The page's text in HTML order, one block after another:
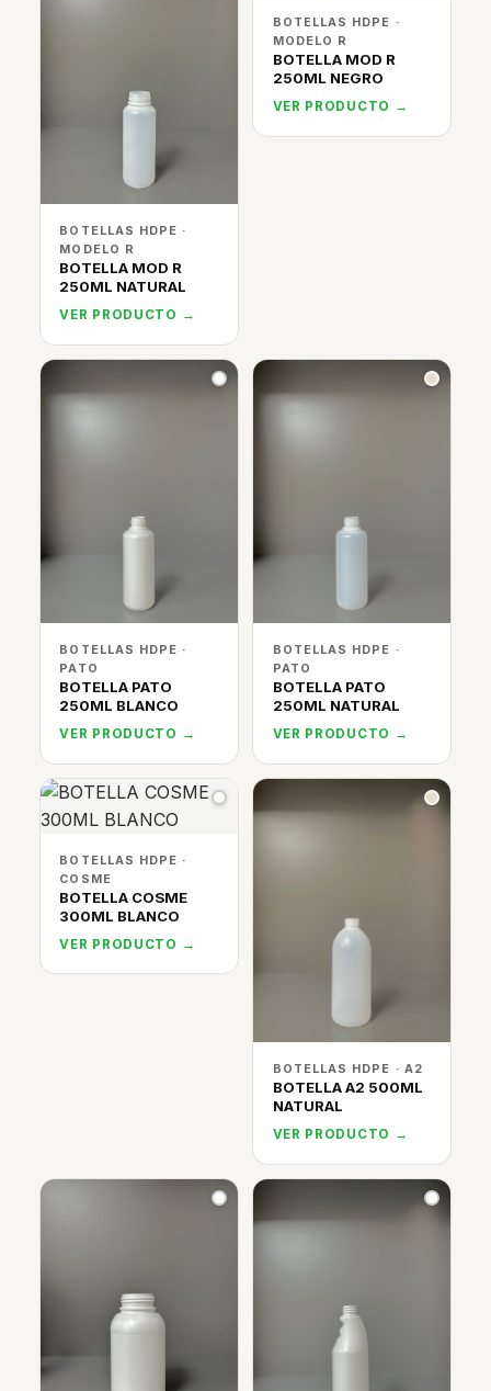
BOTELLAS HDPE ·
MODELO R
BOTELLA MOD R
250ML NATURAL
VER PRODUCTO →
BOTELLAS HDPE ·
MODELO R
BOTELLA MOD R
250ML NEGRO
VER PRODUCTO →
BOTELLAS HDPE ·
PATO
BOTELLA PATO
250ML BLANCO
VER PRODUCTO →
BOTELLAS HDPE ·
PATO
BOTELLA PATO
250ML NATURAL
VER PRODUCTO →
BOTELLAS HDPE ·
COSME
BOTELLA COSME
300ML BLANCO
VER PRODUCTO →
BOTELLAS HDPE · A2
BOTELLA A2 500ML
NATURAL
VER PRODUCTO →